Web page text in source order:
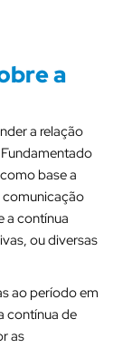
a
a relação
base a
comunicação
a contínua
ou diversas
ao período em
contínua de
as